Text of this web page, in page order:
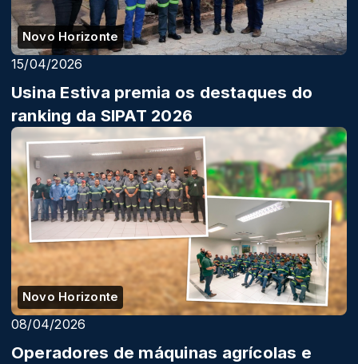
Novo Horizonte
15/04/2026
Usina Estiva premia os destaques do
ranking da SIPAT 2026
Novo Horizonte
08/04/2026
Operadores de máquinas agrícolas e